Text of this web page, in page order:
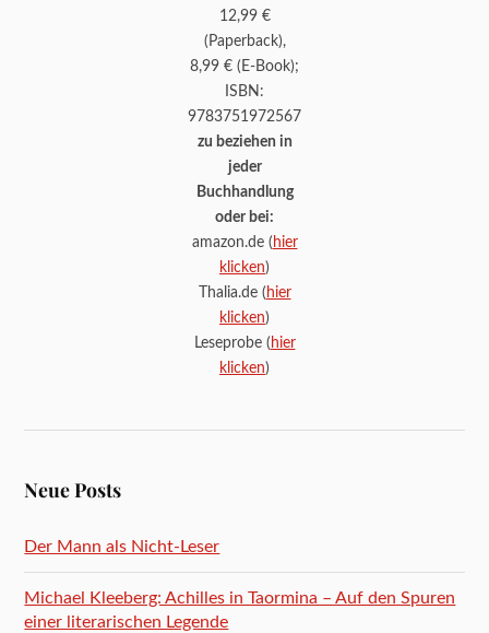
12,99 €
(Paperback),
8,99 € (E-Book);
ISBN:
9783751972567
zu beziehen in
jeder
Buchhandlung
oder bei:
amazon.de ( hier
klicken)
Thalia.de ( hier
klicken)
Leseprobe ( hier
klicken)
Neue Posts
Der Mann als Nicht-Leser
Michael Kleeberg: Achilles in Taormina – Auf den Spuren
einer literarischen Legende